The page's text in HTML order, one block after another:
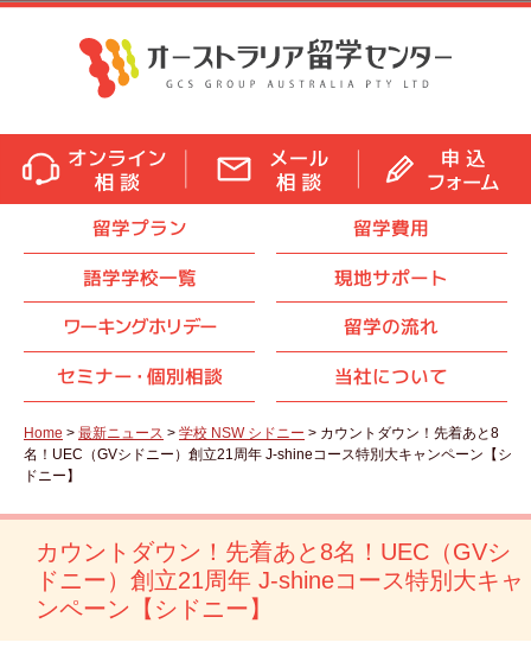
留学プラン
留学費用
語学学校一覧
現地サポート
ワーキングホリデー
留学の流れ
セミナー・ 個別相談 当社について
Home > 最新ニュース > 学校 NSW シドニー > カウントダウン！先着あと8
名！UEC（GVシドニー）創立21周年 J-shineコース特別大キャンペーン【シ
ドニー】
カウントダウン！先着あと8名！UEC（GVシ
ドニー）創立21周年 J-shineコース特別大キャ
ンペーン【シドニー】